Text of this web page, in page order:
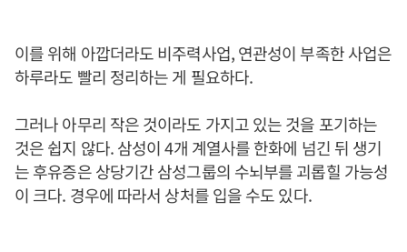
이를 위해 아깝더라도 비주력사업, 연관성이 부족한 사업은
하루라도 빨리 정리하는 게 필요하다.
그러나 아무리 작은 것이라도 가지고 있는 것을 포기하는
것은 쉽지 않다. 삼성이 4개 계열사를 한화에 넘긴 뒤 생기
는 후유증은 상당기간 삼성그룹의 수뇌부를 괴롭힐 가능성
이 크다. 경우에 따라서 상처를 입을 수도 있다.